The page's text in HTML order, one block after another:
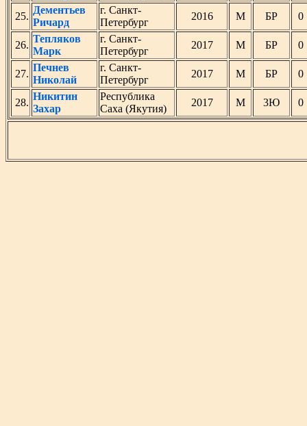
25.
Дементьев
Ричард
г. Санкт-
Петербург
2016 М БР
26.
Тепляков
Марк
г. Санкт-
Петербург
2017 М БР
27.
Печнев
Николай
г. Санкт-
Петербург
2017 М БР
28.
Никитин
Захар
Республика
Саха (Якутия)
2017 М 3Ю